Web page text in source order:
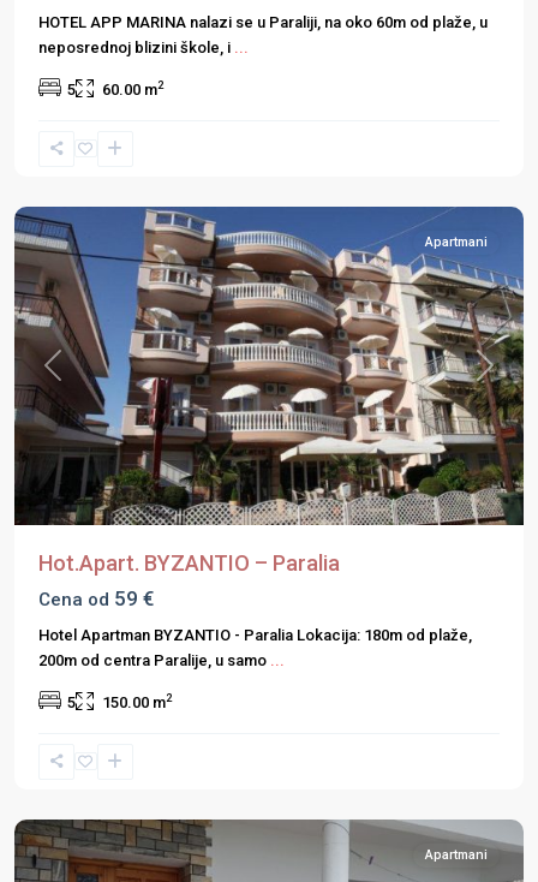
HOTEL APP MARINA nalazi se u Paraliji, na oko 60m od plaže, u
neposrednoj blizini škole, i
5 60.00 m2
Regija,
Previous Next
Apartmani
Hot.Apart. BYZANTIO – Paralia
Cena od 59 €
Hotel Apartman BYZANTIO - Paralia Lokacija: 180m od plaže,
200m od centra Paralije, u samo
5 150.00 m2
Regija,
Apartmani